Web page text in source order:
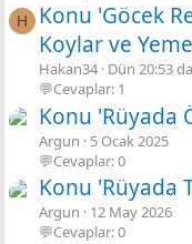
H
Konu 'Göcek
Koylar ve
Hakan34 Dün 20:53 da
💬Cevaplar: 1
Konu 'Rüyada
Argun
5 Ocak 2025
💬Cevaplar: 0
Konu 'Rüyada
Argun
12 May 2026
💬Cevaplar: 0